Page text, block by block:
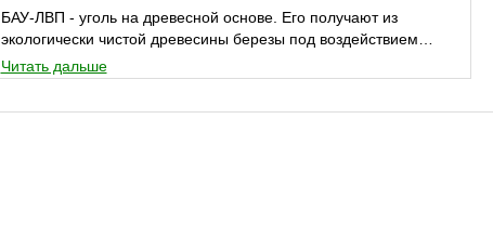
БАУ-ЛВП - уголь на древесной основе. Его получают из
экологически чистой древесины березы под воздействием…
Читать дальше